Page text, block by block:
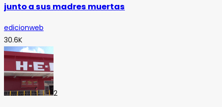
junto a sus madres muertas
edicionweb
30.6K
2